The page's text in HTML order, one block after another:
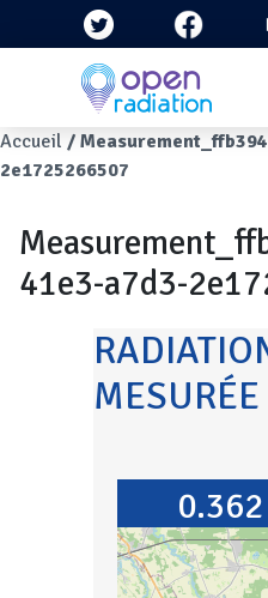
Aller au contenu principal
Fil d'Ariane
Accueil
2e1725266507
41e3-a7d3-
MESURÉE